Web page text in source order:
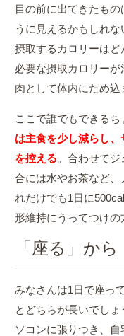
目の前に出てきたも
うに見えるかもしれ
摂取するカロリーは
必要な摂取カロリー
肉として体内にため込
ここで誰でもできる
は主食を少し減らし
を控える。合わせて
合には水やお茶など、
れだけでも1日に
形維持にうってつけの
「座る」か
みなさんは1日で座っ
とどちらが長いでし
ソコンに張りつき、